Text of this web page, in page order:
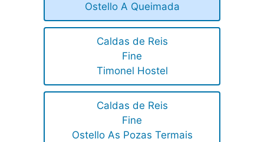
Ostello A Queimada
Caldas de Reis
Fine
Timonel Hostel
Caldas de Reis
Fine
Ostello As Pozas Termais